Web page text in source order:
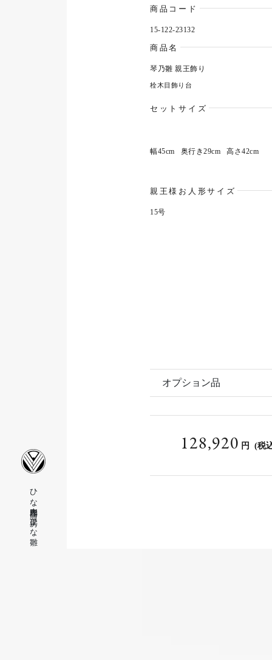
ひな人形専門店 工房ひな雛
商品コード
15-122-23132
商品名
琴乃雛 親王飾り
栓木目飾り台
セットサイズ
幅45cm 奥行き29cm 高さ42cm
親王様お人形サイズ
15号
オプション品
128,920 円 (税